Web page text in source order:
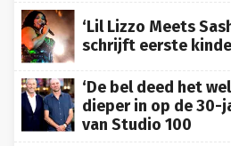
‘Lil Lizzo Meets
schrijft eerste
‘De bel deed het
dieper in op de 30-
van Studio 100